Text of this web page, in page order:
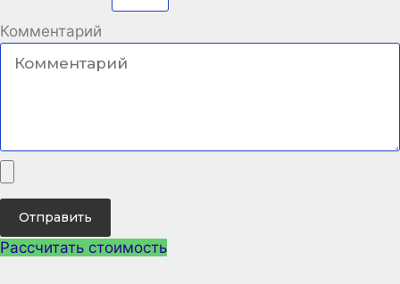
Комментарий
Отправить
Рассчитать стоимость